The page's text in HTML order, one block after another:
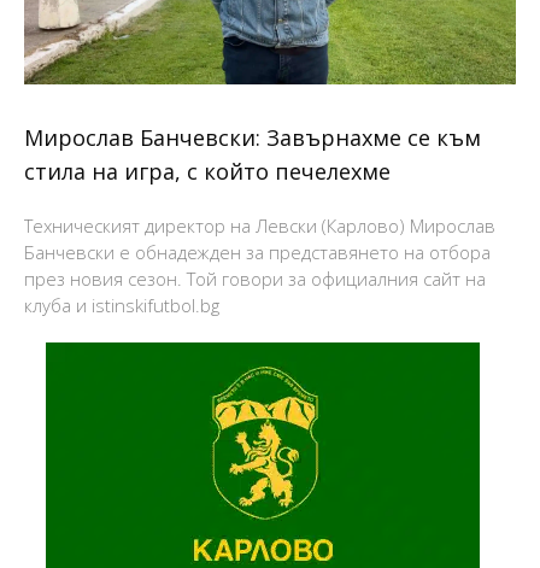
Мирослав Банчевски: Завърнахме се към
стила на игра, с който печелехме
Техническият директор на Левски (Карлово) Мирослав
Банчевски е обнадежден за представянето на отбора
през новия сезон. Той говори за официалния сайт на
клуба и istinskifutbol.bg